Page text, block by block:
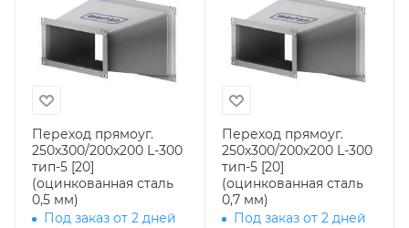
Переход прямоуг.
250х300/200х200 L-300
тип-5 [20]
(оцинкованная сталь
0,5 мм)
Под заказ от 2 дней
Переход прямоуг.
250х300/200х200 L-300
тип-5 [20]
(оцинкованная сталь
0,7 мм)
Под заказ от 2 дней